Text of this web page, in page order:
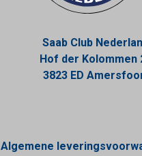
Saab Club
Hof der Kolommen
3823 ED
Algemene